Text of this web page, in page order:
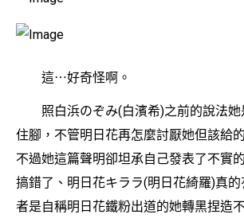
這⋯好奇怪啊。
照白浜のぞみ(白濱希)之前的說法她
住腳，不管明日花再怎麼討厭她但該給
不過她這篇聲明卻坦承自己發表了不實
搞錯了、明日花キララ(明日花綺羅)真
者是自稱明日花鐵粉出道的她轉黑捏造